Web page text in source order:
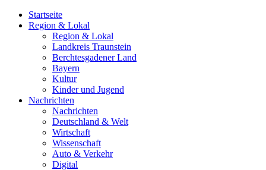
Startseite
Region & Lokal
Region & Lokal
Landkreis Traunstein
Berchtesgadener Land
Bayern
Kultur
Kinder und Jugend
Nachrichten
Nachrichten
Deutschland & Welt
Wirtschaft
Wissenschaft
Auto & Verkehr
Digital